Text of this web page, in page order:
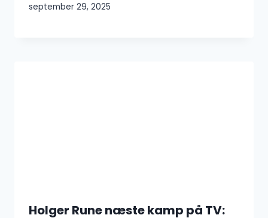
september 29, 2025
Holger Rune næste kamp på TV: